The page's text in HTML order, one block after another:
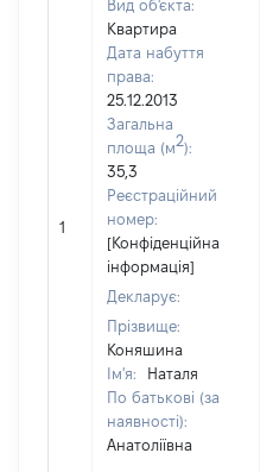
1
Вид об'єкта:
Квартира
Дата набуття
права:
25.12.2013
Загальна
площа (м2):
35,3
Реєстраційний
номер:
[Конфіденційна
інформація]
Декларує:
Прізвище:
Коняшина
Ім'я:
Наталя
По батькові (за
наявності):
Анатоліївна